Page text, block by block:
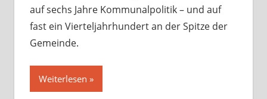
auf sechs Jahre Kommunalpolitik – und auf
fast ein Vierteljahrhundert an der Spitze der
Gemeinde.
Weiterlesen